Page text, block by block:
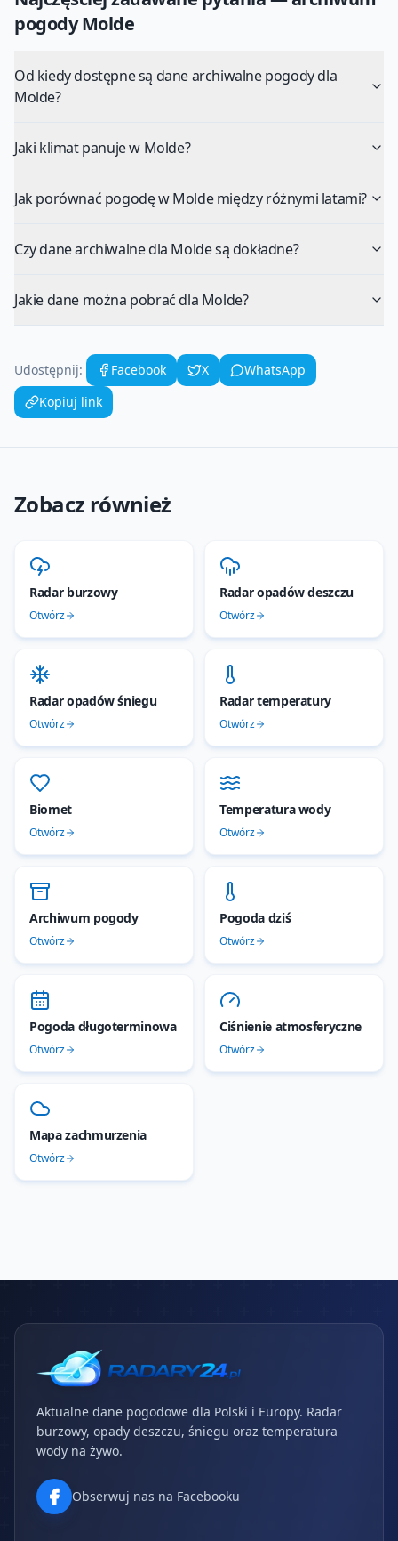
pogodyMolde
Od kiedy dostępne są dane archiwalne pogody dla
Molde?
Jaki klimat panuje w Molde?
Jak porównać pogodę w Molde między różnymi latami?
Czy dane archiwalne dla Molde są dokładne?
Jakie dane można pobrać dla Molde?
Udostępnij: Facebook X
WhatsApp
Kopiuj link
Zobacz również
Radar burzowy
Otwórz
Radar opadów deszczu
Otwórz
Radar opadów śniegu
Otwórz
Radar temperatury
Otwórz
Biomet
Otwórz
Temperatura wody
Otwórz
Archiwum pogody
Otwórz
Pogoda dziś
Otwórz
Pogoda długoterminowa
Otwórz
Ciśnienie atmosferyczne
Otwórz
Mapa zachmurzenia
Otwórz
Aktualne dane pogodowe dla Polski i Europy. Radar
burzowy, opady deszczu, śniegu oraz temperatura
wody na żywo.
Obserwuj nas na Facebooku